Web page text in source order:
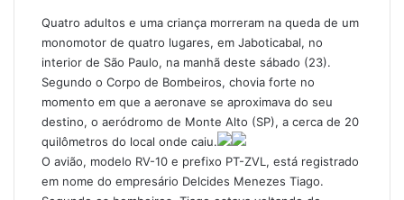
Quatro adultos e uma criança morreram na queda de um
monomotor de quatro lugares, em Jaboticabal, no
interior de São Paulo, na manhã deste sábado (23).
Segundo o Corpo de Bombeiros, chovia forte no
momento em que a aeronave se aproximava do seu
destino, o aeródromo de Monte Alto (SP), a cerca de 20
quilômetros do local onde caiu.
O avião, modelo RV-10 e prefixo PT-ZVL, está registrado
em nome do empresário Delcides Menezes Tiago.